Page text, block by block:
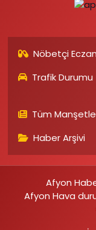
Nöbetçi
Trafik Durumu
Tüm
Haber Arşivi
Afyon
Afyon Hava